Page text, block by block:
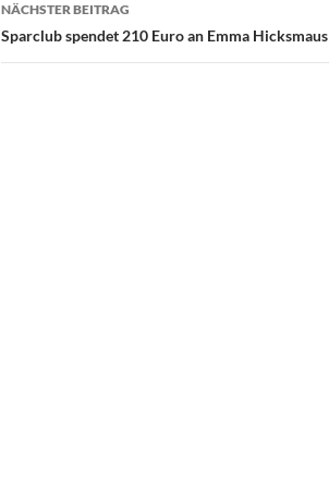
NÄCHSTER BEITRAG
Sparclub spendet 210 Euro an Emma Hicksmaus